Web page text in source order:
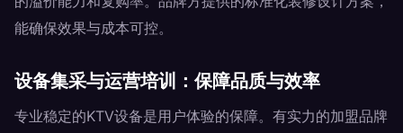
能确保效果与成本可控。
设备集采与运营培训：保障品质与效率
专业稳定的KTV设备是用户体验的保障。有实力的加盟品牌